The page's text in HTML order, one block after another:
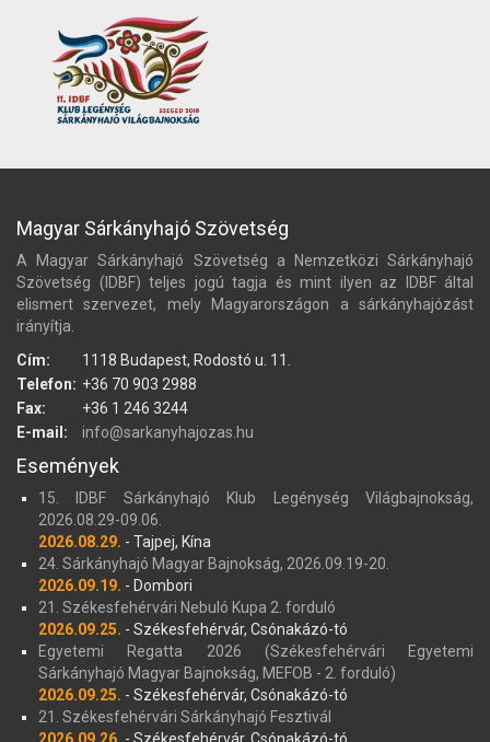
Magyar Sárkányhajó Szövetség
A Magyar Sárkányhajó Szövetség a Nemzetközi Sárkányhajó
Szövetség (IDBF) teljes jogú tagja és mint ilyen az IDBF által
elismert szervezet, mely Magyarországon a sárkányhajózást
irányítja.
Cím:
1118 Budapest, Rodostó u. 11.
Telefon: +36 70 903 2988
Fax:
+36 1 246 3244
E-mail:
info@sarkanyhajozas.hu
Események
15. IDBF Sárkányhajó Klub Legénység Világbajnokság,
2026.08.29-09.06.
2026.08.29. - Tajpej, Kína
24. Sárkányhajó Magyar Bajnokság, 2026.09.19-20.
2026.09.19. - Dombori
21. Székesfehérvári Nebuló Kupa 2. forduló
2026.09.25. - Székesfehérvár, Csónakázó-tó
Egyetemi Regatta 2026 (Székesfehérvári Egyetemi
Sárkányhajó Magyar Bajnokság, MEFOB - 2. forduló)
2026.09.25. - Székesfehérvár, Csónakázó-tó
21. Székesfehérvári Sárkányhajó Fesztivál
2026.09.26. - Székesfehérvár, Csónakázó-tó